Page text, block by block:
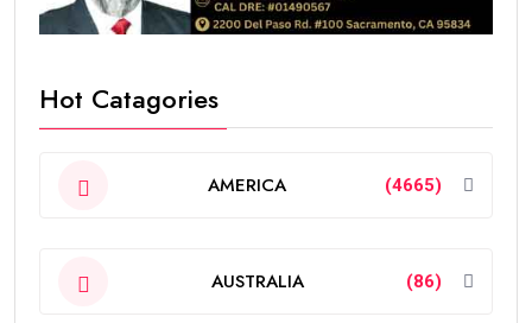
Hot Catagories
AMERICA (4665)
AUSTRALIA (86)